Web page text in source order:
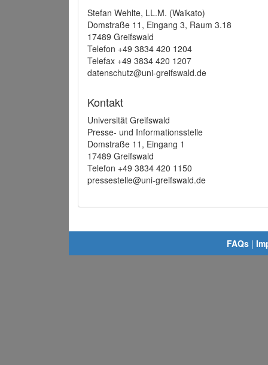
Stefan Wehlte, LL.M. (Waikato)
Domstraße 11, Eingang 3, Raum 3.18
17489 Greifswald
Telefon +49 3834 420 1204
Telefax +49 3834 420 1207
datenschutz@uni-greifswald.de
Kontakt
Universität Greifswald
Presse- und Informationsstelle
Domstraße 11, Eingang 1
17489 Greifswald
Telefon +49 3834 420 1150
pressestelle@uni-greifswald.de
FAQs |